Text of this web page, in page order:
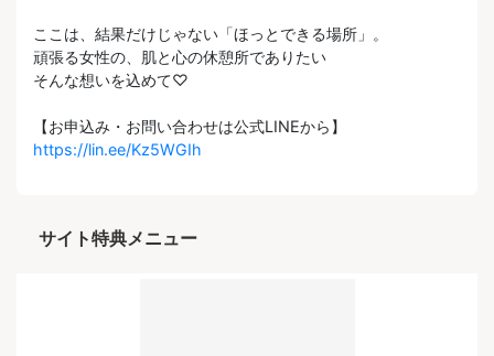
ここは、結果だけじゃない「ほっとできる場所」。
頑張る女性の、肌と心の休憩所でありたい
そんな想いを込めて♡
【お申込み・お問い合わせは公式LINEから】
https://lin.ee/Kz5WGIh
サイト特典メニュー